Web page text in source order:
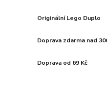
Originální Lego Duplo
Doprava zdarma nad
Doprava od 69 Kč